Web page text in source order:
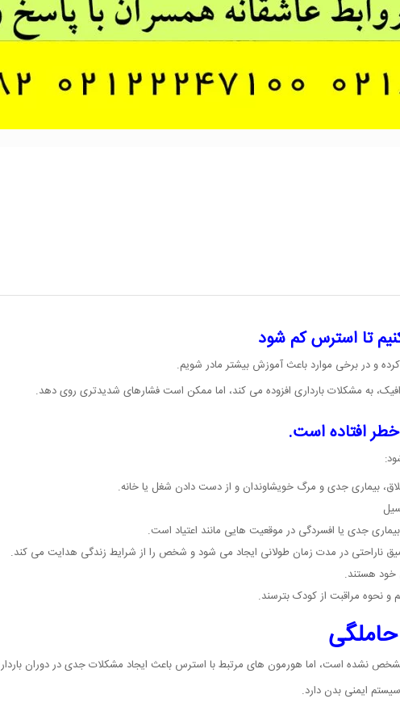
تا استرس کم شود
و در برخی موارد باعث آموزش بیشتر مادر شویم.
به مشکلات بارداری افزوده می کند، اما ممکن است فشارهای شدیدتری روی دهد.
افتاده است.
بیماری جدی و مرگ خویشاوندان و از دست دادن شغل یا خانه.
جدی یا افسردگی در موقعیت هایی مانند اعتیاد است.
ناراحتی در مدت زمان طولانی ایجاد می شود و شخص را از شرایط زندگی هدایت می کند.
خود هستند.
و نحوه مراقبت از کودک بترسند.
نشده است، اما هورمون های مرتبط با استرس باعث ایجاد مشکلات جدی در دوران
ایمنی بدن دارد.